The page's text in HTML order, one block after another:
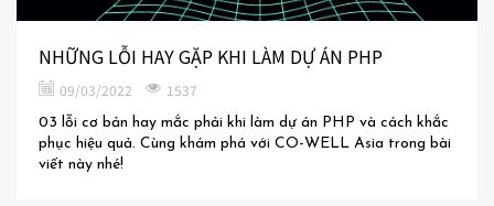
NHỮNG LỖI HAY GẶP KHI LÀM DỰ ÁN PHP
09/03/2022 1537
03 lỗi cơ bản hay mắc phải khi làm dự án PHP và cách khắc
phục hiệu quả. Cùng khám phá với CO-WELL Asia trong bài
viết này nhé!